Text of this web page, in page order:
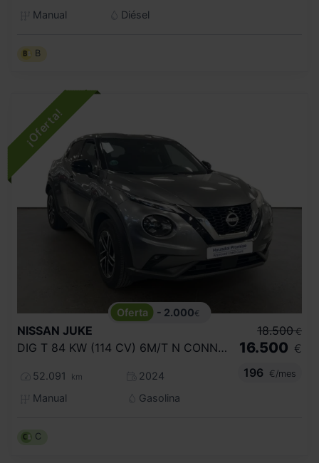
Manual
Diésel
B
- 2.000€
NISSAN JUKE
DIG T 84 KW (114 CV) 6M/T N CONNECTA
52.091 km
2024
Manual
Gasolina
18.500 €
16.500 €
196
€/mes
C